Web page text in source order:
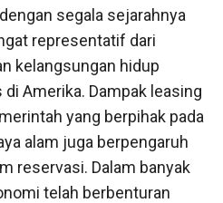
segala sejarahnya
representatif dari
kelangsungan hidup
Amerika. Dampak leasing
yang berpihak pada
alam juga berpengaruh
reservasi. Dalam banyak
telah berbenturan